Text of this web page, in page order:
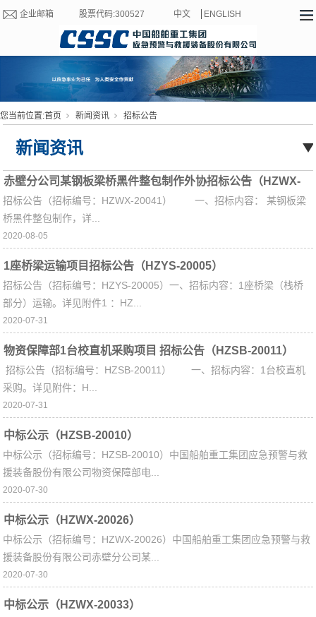
企业邮箱 股票代码:300527 中文 ENGLISH
您当前位置:首页 新闻资讯 招标公告
新闻资讯
赤壁分公司某钢板梁桥黑件整包制作外协招标公告（HZWX-
20041）
招标公告（招标编号：HZWX-20041） 一、招标内容： 某钢板梁
桥黑件整包制作，详...
2020-08-05
1座桥梁运输项目招标公告（HZYS-20005）
招标公告（招标编号：HZYS-20005）一、招标内容：1座桥梁（栈桥
部分）运输。详见附件1 ：HZ...
2020-07-31
物资保障部1台校直机采购项目 招标公告（HZSB-20011）
招标公告（招标编号：HZSB-20011） 一、招标内容：1台校直机
采购。详见附件：H...
2020-07-31
中标公示（HZSB-20010）
中标公示（招标编号：HZSB-20010）中国船舶重工集团应急预警与救
援装备股份有限公司物资保障部电...
2020-07-30
中标公示（HZWX-20026）
中标公示（招标编号：HZWX-20026）中国船舶重工集团应急预警与救
援装备股份有限公司赤壁分公司某...
2020-07-30
中标公示（HZWX-20033）